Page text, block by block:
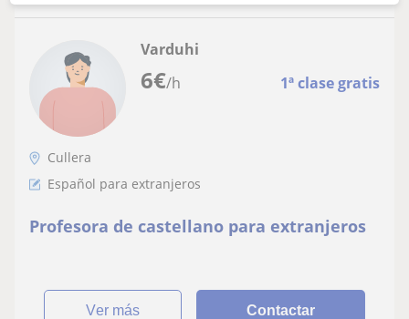
6€/h 1ª clase gratis
Varduhi
Cullera
Español para extranjeros
Profesora de castellano para extranjeros
ver más Contactar